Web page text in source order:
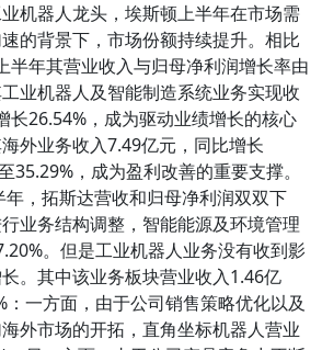
机器人龙头，埃斯顿上半年在市场需
的背景下，市场份额持续提升。相比
半年其营业收入与归母净利润增长率由
业机器人及智能制造系统业务实现收
长26.54%，成为驱动业绩增长的核心
外业务收入7.49亿元，同比增长
35.29%，成为盈利改善的重要支撑。
，拓斯达营收和归母净利润双双下
业务结构调整，智能能源及环境管理
。但是工业机器人业务没有收到影
。其中该业务板块营业收入1.46亿
：一方面，由于公司销售策略优化以及
外市场的开拓，直角坐标机器人营业